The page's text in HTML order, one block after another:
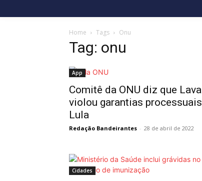
Home Tags Onu
Tag: onu
App
Comitê da ONU diz que
violou garantias
Lula
Redação Bandeirantes - 28 de abril de 2022
Cidades